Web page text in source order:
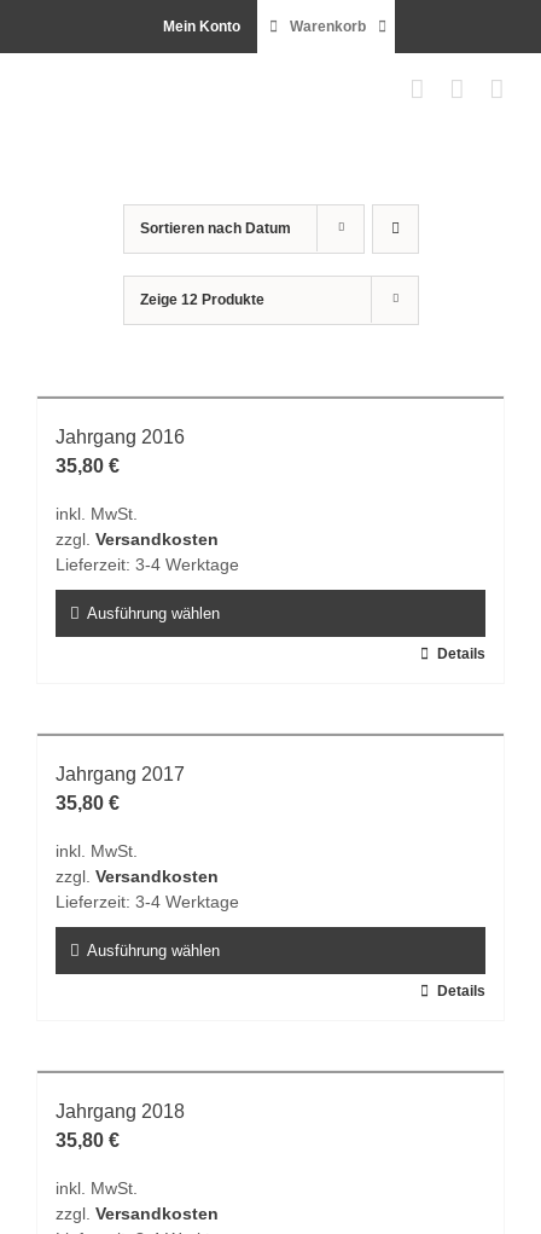
Mein Konto Warenkorb
Sortieren nach Datum
Zeige 12 Produkte
Jahrgang 2016
35,80 €
inkl. MwSt.
zzgl. Versandkosten
Lieferzeit: 3-4 Werktage
Ausführung wählen
mehrere
Varianten
auf.
Optionen
können
der
Produktseite
Details
Jahrgang 2017
35,80 €
inkl. MwSt.
zzgl. Versandkosten
Lieferzeit: 3-4 Werktage
Ausführung wählen
mehrere
Varianten
auf.
Optionen
können
Details
Jahrgang 2018
35,80 €
inkl. MwSt.
zzgl. Versandkosten